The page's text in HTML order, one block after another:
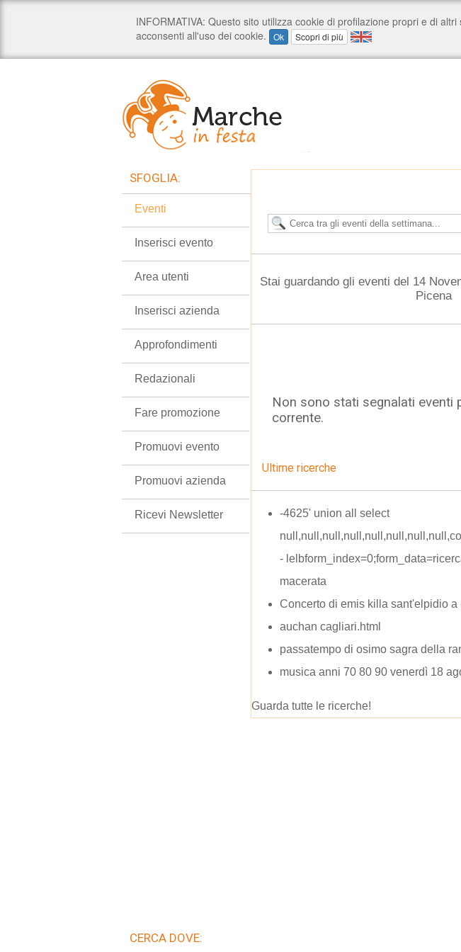
Stai guardando gli eventi del 14
Picena
Non sono stati segnalati eventi
corrente.
Ultime ricerche
-4625' union all select
-
macerata
Concerto di emis killa sant'elpidio a
auchan cagliari.html
passatempo di osimo sagra della
musica anni 70 80 90 venerdì 18
Guarda tutte le ricerche!
SFOGLIA:
Eventi
Inserisci evento
Area utenti
Inserisci azienda
Approfondimenti
Redazionali
Fare promozione
Promuovi evento
Promuovi azienda
Ricevi Newsletter
CERCA DOVE: